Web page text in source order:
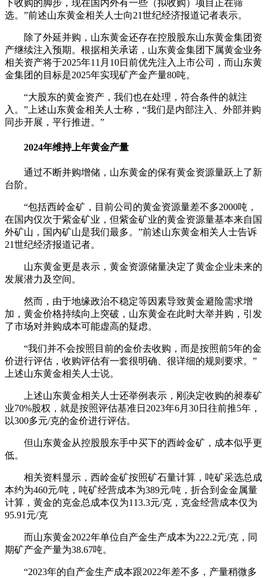
下收购的脚步，现在国内外有一些（拟收购）项目正在筛
选。”前述山东黄金相关人士向21世纪经济报道记者表示。
除了外延并购，山东黄金还存在控股股东山东黄金集团资
产继续注入预期。根据相关承诺，山东黄金集团下属黄金业务
相关资产将于2025年11月10日前优先注入上市公司，而山东黄
金集团的目标是2025年实现矿产金产量80吨。
“大股东的黄金资产，我们也在处理，符合条件的就注
入。”上述山东黄金相关人士称，“我们是内部注入、外部并购
同步开展，平行推进。”
2024年维持上年黄金产量
通过不断并购增储，山东黄金的保有黄金资源量跃上了新
台阶。
“包括西岭金矿，目前公司的黄金资源量差不多2000吨，
在国内仅次于紫金矿业，但紫金矿业的黄金资源量基本来自国
外矿山，国内矿山是我们最多。”前述山东黄金相关人士告诉
21世纪经济报道记者。
山东黄金更是表示，黄金资源储量决定了黄金企业未来的
发展潜力及空间。
然而，由于地缘政治不稳定等因素导致黄金避险需求增
加，黄金价格持续向上突破，山东黄金在此时大举并购，引发
了市场对并购成本可能虚高的疑虑。
“我们并不会按照目前的金价去收购，而是按照前5年的金
价进行评估，收购评估有一套很明确、很详细的规则要求。”
上述山东黄金相关人士说。
上述山东黄金相关人士还举例表示，刚决定收购的昶泰矿
业70%股权，就是按照评估基准日2023年6月30日往前推5年，
以300多元/克的金价进行评估。
但山东黄金从控股股东手中买下的西岭金矿，成本似乎更
低。
相关资料显示，西岭金矿按照矿石量计算，吨矿采选总成
本约为460元/吨，吨矿经营成本为389元/吨，折合到金金属量
计算，黄金的克金总成本仅为113.3元/克，克金经营成本仅为
95.91元/克
而山东黄金2022年单位自产金生产成本为222.2元/克，同
期矿产金产量为38.67吨。
“2023年的自产金生产成本跟2022年差不多，产量稍微多